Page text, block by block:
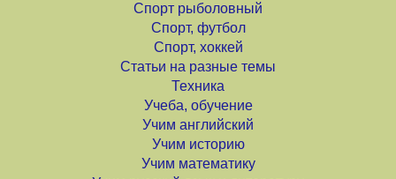
Спорт рыболовный
Спорт, футбол
Спорт, хоккей
Статьи на разные темы
Техника
Учеба, обучение
Учим английский
Учим историю
Учим математику